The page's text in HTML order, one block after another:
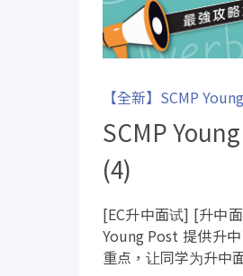
【全新】SCMP
SCMP
(4)
[EC升中面试] [升中
Young Post 提供升
重点，让同学为升中